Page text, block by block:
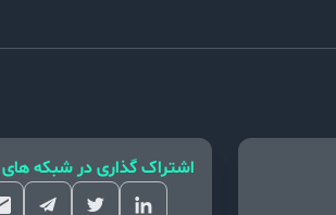
اشتراک گذاری در شبکه های